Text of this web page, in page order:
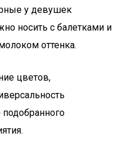
у девушек
носить с балетками и
оттенка.
цветов,
подобранного